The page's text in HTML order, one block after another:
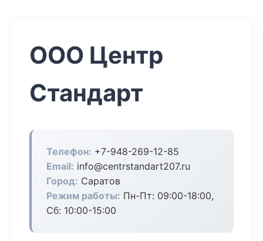
ООО Центр
Стандарт
Телефон: +7-948-269-12-85
Email: info@centrstandart207.ru
Город: Саратов
Режим работы: Пн-Пт: 09:00-18:00,
Сб: 10:00-15:00